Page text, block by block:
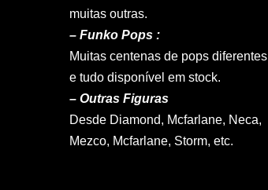
muitas outras.
– Funko Pops :
Muitas centenas de pops diferentes
e tudo disponível em stock.
– Outras Figuras
Desde Diamond, Mcfarlane, Neca,
Mezco, Mcfarlane, Storm, etc.